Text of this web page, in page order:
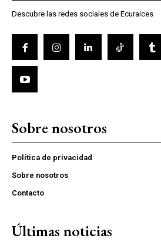
Descubre las redes sociales de Ecuraices
Sobre nosotros
Política de privacidad
Sobre nosotros
Contacto
Últimas noticias